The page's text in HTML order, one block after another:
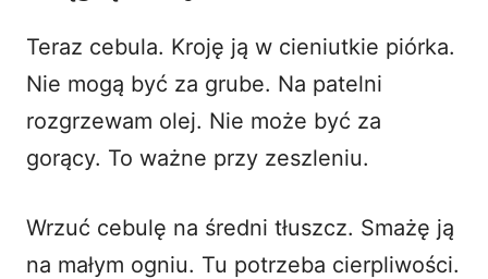
Teraz cebula. Kroję ją w cieniutkie piórka.
Nie mogą być za grube. Na patelni
rozgrzewam olej. Nie może być za
gorący. To ważne przy zeszleniu.
Wrzuć cebulę na średni tłuszcz. Smażę ją
na małym ogniu. Tu potrzeba cierpliwości.